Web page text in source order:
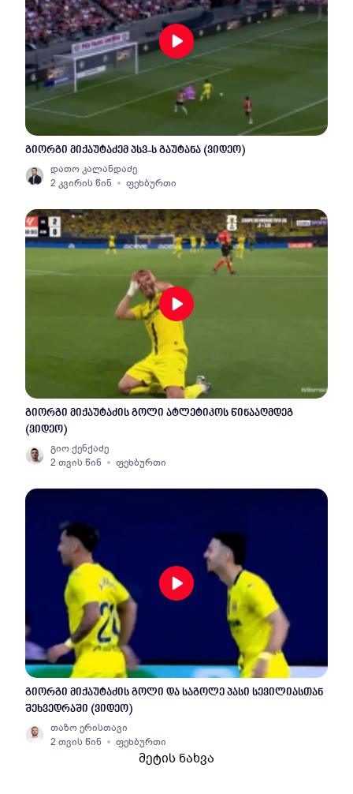
გიორგი მიქაუტაძემ პსვ-ს გაუტანა (ვიდეო)
დათო კალანდაძე
2 კვირის წინ
ფეხბურთი
გიორგი მიქაუტაძის გოლი ატლეტიკოს წინააღმდეგ
(ვიდეო)
გიო ქენქაძე
2 თვის წინ
ფეხბურთი
გიორგი მიქაუტაძის გოლი და საგოლე პასი სევილიასთან
შეხვედრაში (ვიდეო)
თაზო ერისთავი
2 თვის წინ
ფეხბურთი
მეტის ნახვა